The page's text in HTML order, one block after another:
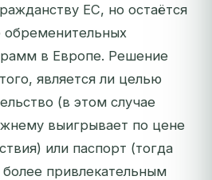
ЕС, но остаётся
обременительных
в Европе. Решение
является ли целью
(в этом случае
выигрывает по цене
или паспорт (тогда
более привлекательным